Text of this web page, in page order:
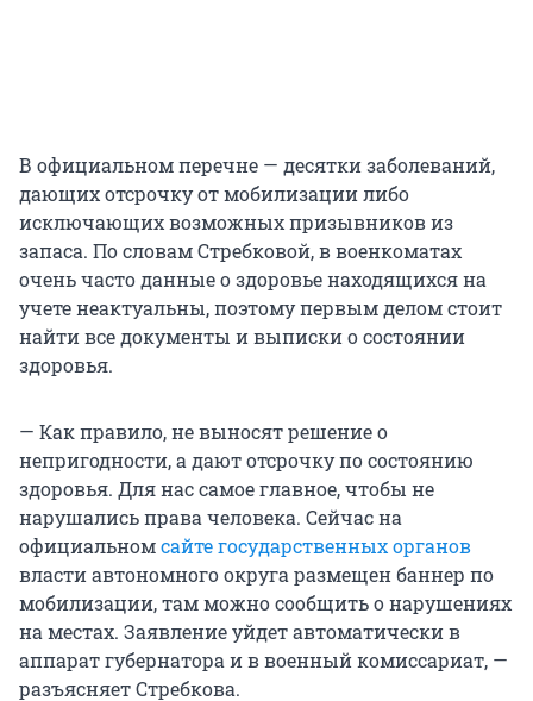
В официальном перечне — десятки заболеваний,
дающих отсрочку от мобилизации либо
исключающих возможных призывников из
запаса. По словам Стребковой, в военкоматах
очень часто данные о здоровье находящихся на
учете неактуальны, поэтому первым делом стоит
найти все документы и выписки о состоянии
здоровья.
— Как правило, не выносят решение о
непригодности, а дают отсрочку по состоянию
здоровья. Для нас самое главное, чтобы не
нарушались права человека. Сейчас на
официальномсайте государственных органов
власти автономного округа размещен баннер по
мобилизации, там можно сообщить о нарушениях
на местах. Заявление уйдет автоматически в
аппарат губернатора и в военный комиссариат, —
разъясняет Стребкова.